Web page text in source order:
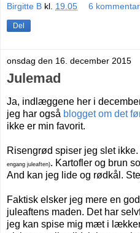
Birgitte B kl. 19.05 6
Del
onsdag den 16. december 2015
Julemad
Ja, indlæggene her i
jeg har også blogget om det
ikke er min favorit.
Risengrød spiser jeg slet
engang juleaften). Kartofler og brun
And kan jeg lide og rødkål.
Faktisk elsker jeg mere en
juleaftens maden. Det har
jeg kan spise mig mæt i